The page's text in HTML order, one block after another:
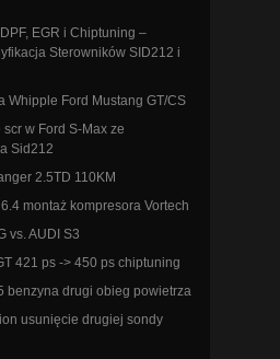
EGR i Chiptuning –
Sterowników SID212 i
Whipple Ford Mustang GT/CS
w Ford S-Max ze
Sid212
2.5TD 110KM
montaż kompresora Vortech
vs. AUDI S3
421 ps -> 450 ps chiptuning
benzyna drugi obieg powietrza
usunięcie drugiej sondy